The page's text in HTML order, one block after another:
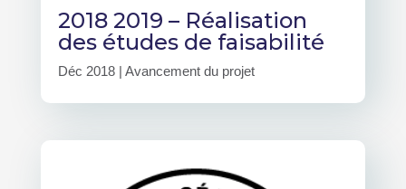
2018 2019 – Réalisation
des études de faisabilité
Déc 2018| Avancement du projet